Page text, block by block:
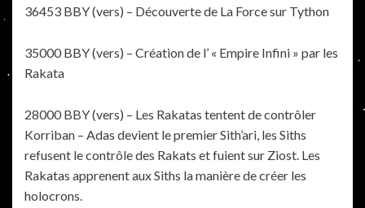
36453 BBY (vers) – Découverte de La Force sur Tython
35000 BBY (vers) – Création de l’ « Empire Infini » par les
Rakata
28000 BBY (vers) – Les Rakatas tentent de contrôler
Korriban – Adas devient le premier Sith’ari, les Siths
refusent le contrôle des Rakats et fuient sur Ziost. Les
Rakatas apprenent aux Siths la manière de créer les
holocrons.